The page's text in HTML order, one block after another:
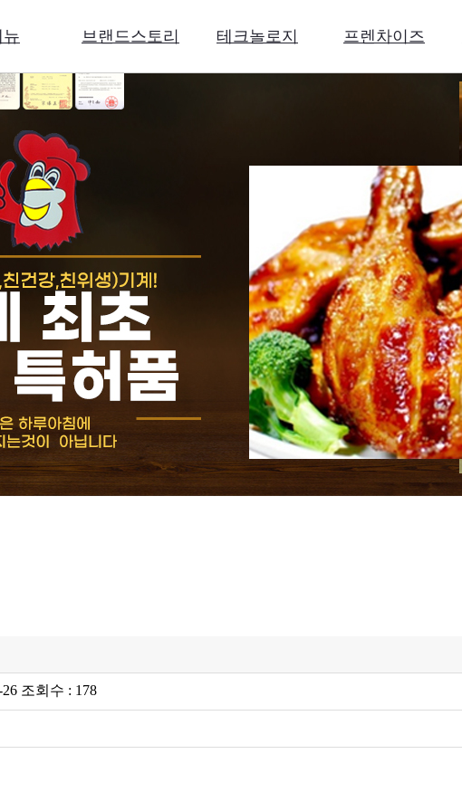
뉴 브랜드스토리 테크놀로지 프렌차이즈
조회수 : 178